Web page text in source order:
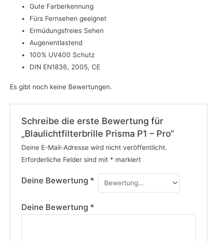
Gute Farberkennung
Fürs Fernsehen geeignet
Ermüdungsfreies Sehen
Augenentlastend
100% UV400 Schutz
DIN EN1836, 2005, CE
Es gibt noch keine Bewertungen.
Schreibe die erste Bewertung für
„Blaulichtfilterbrille Prisma P1 – Pro“
Deine E-Mail-Adresse wird nicht veröffentlicht.
Erforderliche Felder sind mit * markiert
Deine Bewertung *
Deine Bewertung *